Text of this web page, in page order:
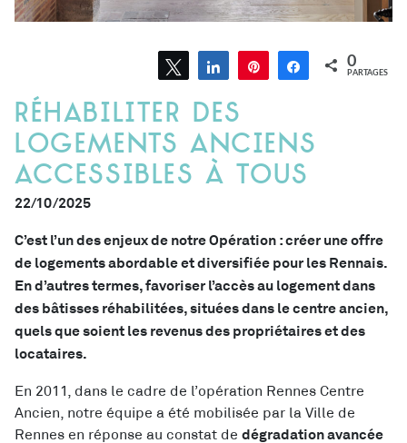
Tweetez Partagez Épingle Partagez
0
PARTAGES
Réhabiliter des
logements anciens
accessibles à tous
22/10/2025
C’est l’un des enjeux de notre Opération : créer une offre
de logements abordable et diversifiée pour les Rennais.
En d’autres termes, favoriser l’accès au logement dans
des bâtisses réhabilitées, situées dans le centre ancien,
quels que soient les revenus des propriétaires et des
locataires.
En 2011, dans le cadre de l’opération Rennes Centre
Ancien, notre équipe a été mobilisée par la Ville de
Rennes en réponse au constat de dégradation avancée